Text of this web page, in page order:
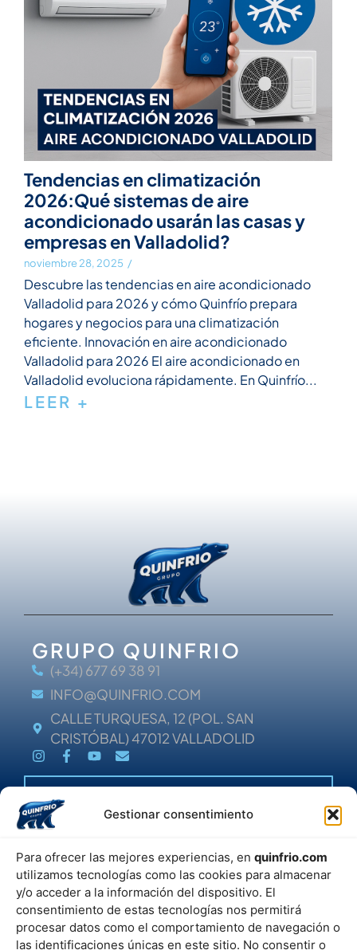
Gestionar consentimiento
Para ofrecer las mejores experiencias, en quinfrio.com
utilizamos tecnologías como las cookies para almacenar
y/o acceder a la información del dispositivo. El
consentimiento de estas tecnologías nos permitirá
procesar datos como el comportamiento de navegación o
las identificaciones únicas en este sitio. No consentir o
Tendencias en climatización
2026:Qué sistemas de aire
acondicionado usarán las casas y
empresas en Valladolid?
noviembre 28, 2025 /
Descubre las tendencias en aire acondicionado
Valladolid para 2026 y cómo Quinfrío prepara
hogares y negocios para una climatización
eficiente. Innovación en aire acondicionado
Valladolid para 2026 El aire acondicionado en
Valladolid evoluciona rápidamente. En Quinfrío...
LEER +
GRUPO QUINFRIO
(+34) 677 69 38 91
INFO@QUINFRIO.COM
CALLE TURQUESA, 12 (POL. SAN
CRISTÓBAL) 47012 VALLADOLID
HELP
POLÍTICA DE PRIVACIDAD
¿NO ENCUENTRAS ALGO?
PRUEBA CON NUESTRO
BUSCADOR